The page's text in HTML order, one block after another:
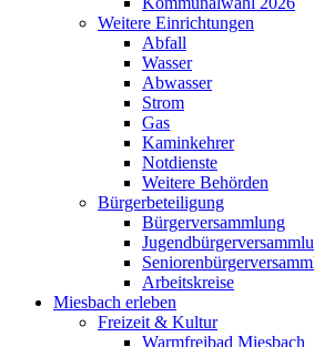
Weitere Einrichtungen
Abfall
Wasser
Abwasser
Strom
Gas
Kaminkehrer
Notdienste
Weitere Behörden
Bürgerbeteiligung
Bürgerversammlung
Arbeitskreise
Miesbach erleben
Freizeit & Kultur
Warmfreibad Miesbach